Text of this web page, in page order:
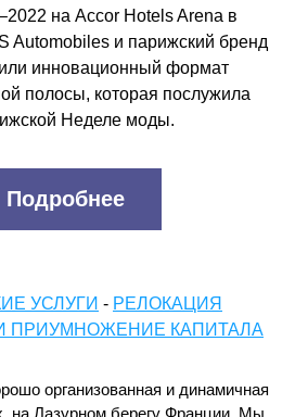
на Accor Hotels Arena в
Automobiles и парижский бренд
инновационный формат
полосы, которая послужила
Неделе моды.
Подробнее
УСЛУГИ - РЕЛОКАЦИЯ
ПРИУМНОЖЕНИЕ КАПИТАЛА
организованная и динамичная
на Лазурном берегу Франции. Мы